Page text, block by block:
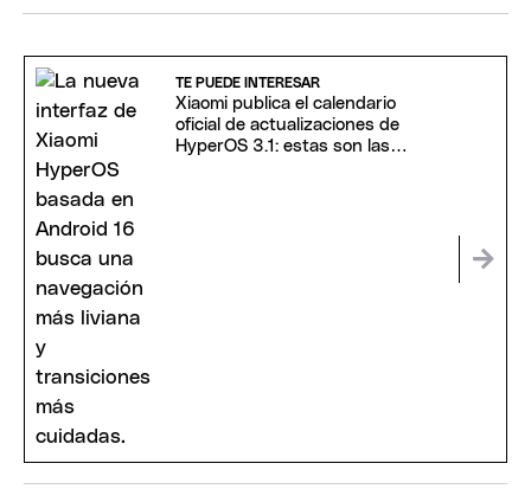
TE PUEDE INTERESAR
Xiaomi publica el calendario
oficial de actualizaciones de
HyperOS 3.1: estas son las